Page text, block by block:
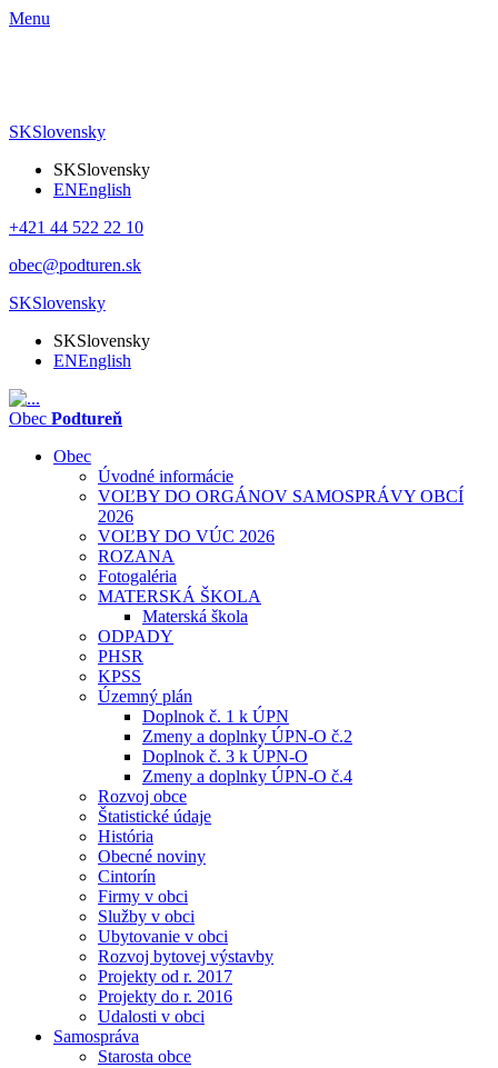
Menu
SKSlovensky
SKSlovensky
ENEnglish
+421 44 522 22 10
obec@podturen.sk
SKSlovensky
SKSlovensky
ENEnglish
Obec Podtureň
Obec
Úvodné informácie
VOĽBY DO ORGÁNOV SAMOSPRÁVY OBCÍ
2026
VOĽBY DO VÚC 2026
ROZANA
Fotogaléria
MATERSKÁ ŠKOLA
Materská škola
ODPADY
PHSR
KPSS
Územný plán
Doplnok č. 1 k ÚPN
Zmeny a doplnky ÚPN-O č.2
Doplnok č. 3 k ÚPN-O
Zmeny a doplnky ÚPN-O č.4
Rozvoj obce
Štatistické údaje
História
Obecné noviny
Cintorín
Firmy v obci
Služby v obci
Ubytovanie v obci
Rozvoj bytovej výstavby
Projekty od r. 2017
Projekty do r. 2016
Udalosti v obci
Samospráva
Starosta obce